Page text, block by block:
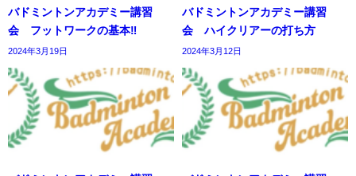
バドミントンアカデミー講習
会 フットワークの基本‼️
2024年3月19日
バドミントンアカデミー講習
会 ハイクリアーの打ち方
2024年3月12日